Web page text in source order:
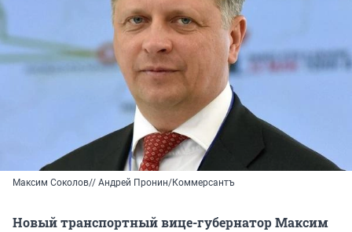
Максим Соколов// Андрей Пронин/Коммерсантъ
Новый транспортный вице-губернатор Максим